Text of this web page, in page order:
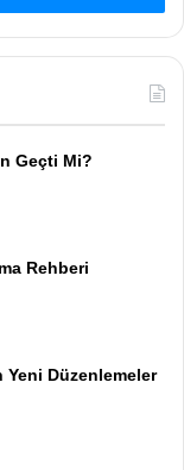
Geçti Mi?
Rehberi
Yeni Düzenlemeler